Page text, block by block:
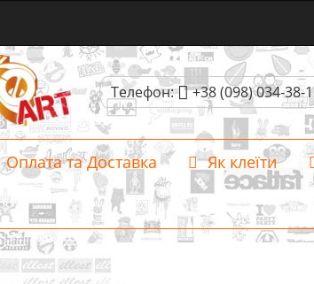
Телефон: +38 (098) 034-38-
Оплата та Доставка Як клеїти